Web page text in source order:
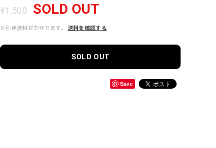
¥1,500 SOLD OUT
※別途送料がかかります。 送料を確認する
SOLD OUT
Save